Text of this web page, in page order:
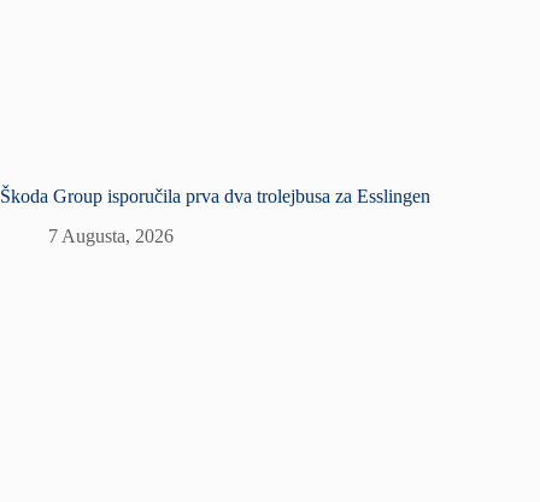
Škoda Group isporučila prva dva trolejbusa za Esslingen
7 Augusta, 2026